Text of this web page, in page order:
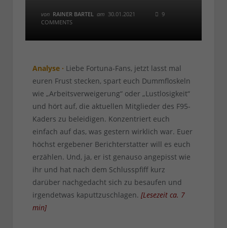
von RAINER BARTEL am 30.01.2021
9
COMMENTS
Analyse · Liebe Fortuna-Fans, jetzt lasst mal
euren Frust stecken, spart euch Dummfloskeln
wie „Arbeitsverweigerung“ oder „Lustlosigkeit“
und hört auf, die aktuellen Mitglieder des F95-
Kaders zu beleidigen. Konzentriert euch
einfach auf das, was gestern wirklich war. Euer
höchst ergebener Berichterstatter will es euch
erzählen. Und, ja, er ist genauso angepisst wie
ihr und hat nach dem Schlusspfiff kurz
darüber nachgedacht sich zu besaufen und
irgendetwas kaputtzuschlagen. [Lesezeit ca. 7
min]